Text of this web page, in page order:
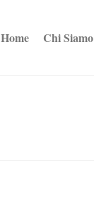
Home Chi Siamo